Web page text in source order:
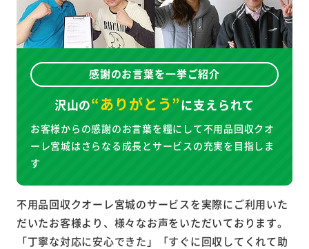
感謝のお言葉を一挙ご紹介
沢山の“ありがとう”に支えられて
お客様からの感謝のお言葉を糧にして不用品回収クオ
ーレ宮城はさらなる成長とサービスの充実を目指しま
す
不用品回収クオーレ宮城のサービスを実際にご利用いた
だいたお客様より、様々なお声をいただいております。
「丁寧な対応に安心できた」「すぐに回収してくれて助